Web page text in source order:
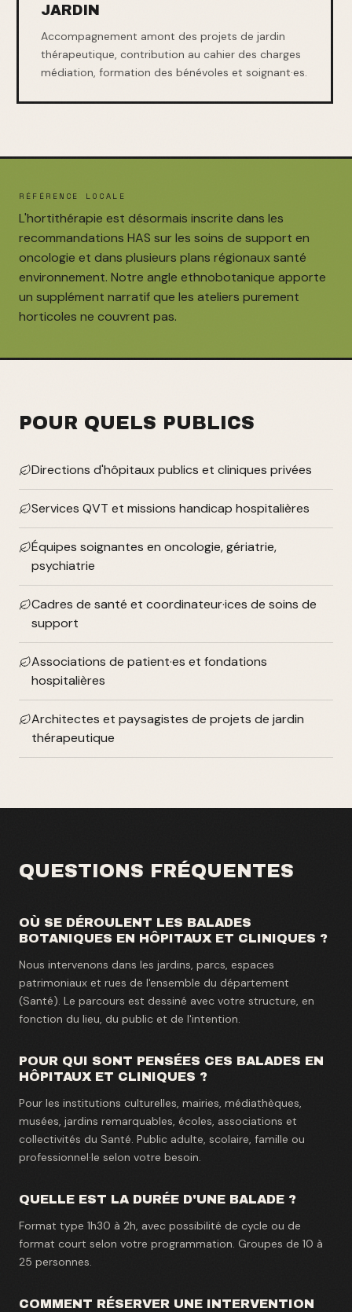
JARDIN
Accompagnement amont des projets de jardin
thérapeutique, contribution au cahier des charges
médiation, formation des bénévoles et soignant·es.
RÉFÉRENCE LOCALE
L'hortithérapie est désormais inscrite dans les
recommandations HAS sur les soins de support en
oncologie et dans plusieurs plans régionaux santé
environnement. Notre angle ethnobotanique apporte
un supplément narratif que les ateliers purement
horticoles ne couvrent pas.
POUR QUELS PUBLICS
Directions d'hôpitaux publics et cliniques privées
Services QVT et missions handicap hospitalières
Équipes soignantes en oncologie, gériatrie,
psychiatrie
Cadres de santé et coordinateur·ices de soins de
support
Associations de patient·es et fondations
hospitalières
Architectes et paysagistes de projets de jardin
thérapeutique
QUESTIONS FRÉQUENTES
OÙ SE DÉROULENT LES BALADES
BOTANIQUES EN HÔPITAUX ET CLINIQUES ?
Nous intervenons dans les jardins, parcs, espaces
patrimoniaux et rues de l'ensemble du département
(Santé). Le parcours est dessiné avec votre structure, en
fonction du lieu, du public et de l'intention.
POUR QUI SONT PENSÉES CES BALADES EN
HÔPITAUX ET CLINIQUES ?
Pour les institutions culturelles, mairies, médiathèques,
musées, jardins remarquables, écoles, associations et
collectivités du Santé. Public adulte, scolaire, famille ou
professionnel·le selon votre besoin.
QUELLE EST LA DURÉE D'UNE BALADE ?
Format type 1h30 à 2h, avec possibilité de cycle ou de
format court selon votre programmation. Groupes de 10 à
25 personnes.
COMMENT RÉSERVER UNE INTERVENTION